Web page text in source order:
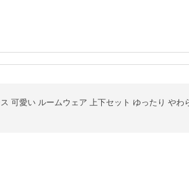
可愛い ルームウェア 上下セット ゆったり や